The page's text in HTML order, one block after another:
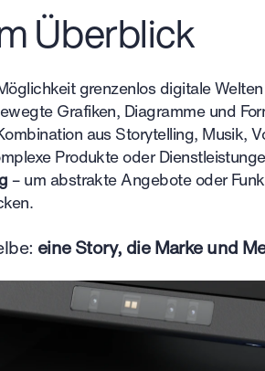
Überblick
grenzenlos digitale
Grafiken, Diagramme und
aus Storytelling, Musik,
Produkte oder
– um abstrakte Angebote oder
eine Story, die Marke und